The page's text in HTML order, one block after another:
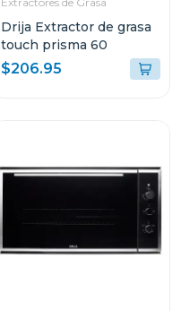
Drija Extractor de grasa
touch prisma 60
$206.95